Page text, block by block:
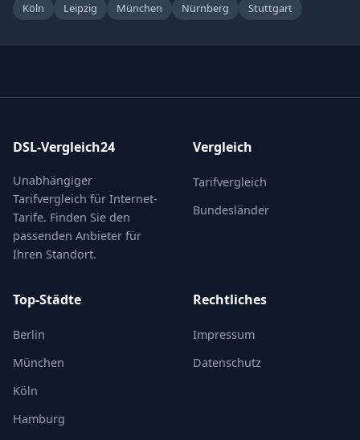
Köln
Leipzig München Nürnberg Stuttgart
DSL-Vergleich24
Unabhängiger
Tarifvergleich für Internet-
Tarife. Finden Sie den
passenden Anbieter für
Ihren Standort.
Vergleich
Tarifvergleich
Bundesländer
Top-Städte
Berlin
München
Köln
Hamburg
Rechtliches
Impressum
Datenschutz